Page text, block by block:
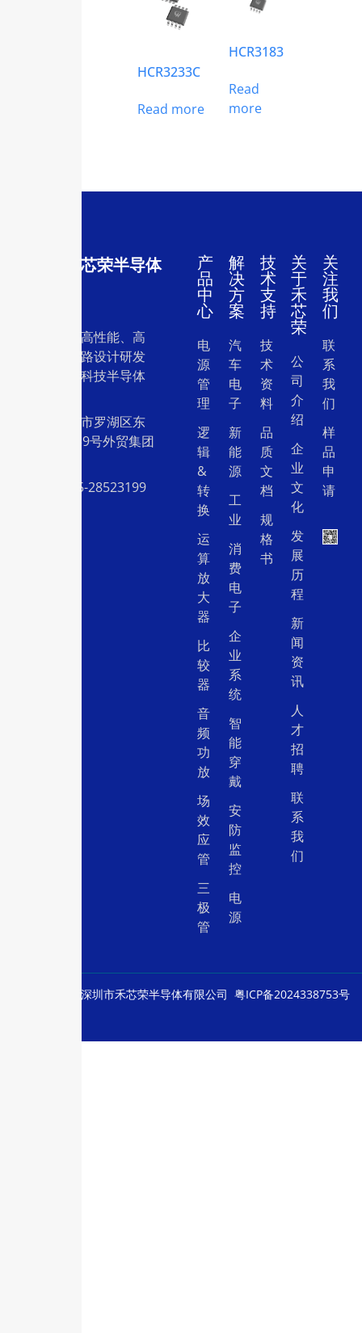
HCR3233C
Read more
HCR3183
Read
more
深圳市禾芯荣半导体
一家专注于高性能、高
质量集成电路设计研发
和销售的高科技半导体
地址：深圳市罗湖区东
门中兴路239号外贸集团
电话：0755-28523199
产
品
中
心
电
源
管
理
逻
辑
&
转
换
运
算
放
大
器
比
较
器
音
频
功
放
场
效
应
管
三
极
管
解
决
方
案
汽
车
电
子
新
能
源
工
业
消
费
电
子
企
业
系
统
智
能
穿
戴
安
防
监
控
电
源
技
术
支
持
技
术
资
料
品
质
文
档
规
格
书
关
于
禾
芯
荣
公
司
介
绍
企
业
文
化
发
展
历
程
新
闻
资
讯
人
才
招
聘
联
系
我
们
关
注
我
们
联
系
我
们
样
品
申
请
深圳市禾芯荣半导体有限公司 粤ICP备2024338753号